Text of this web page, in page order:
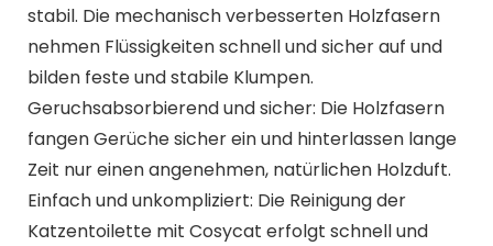
stabil. Die mechanisch verbesserten Holzfasern
nehmen Flüssigkeiten schnell und sicher auf und
bilden feste und stabile Klumpen.
Geruchsabsorbierend und sicher: Die Holzfasern
fangen Gerüche sicher ein und hinterlassen lange
Zeit nur einen angenehmen, natürlichen Holzduft.
Einfach und unkompliziert: Die Reinigung der
Katzentoilette mit Cosycat erfolgt schnell und